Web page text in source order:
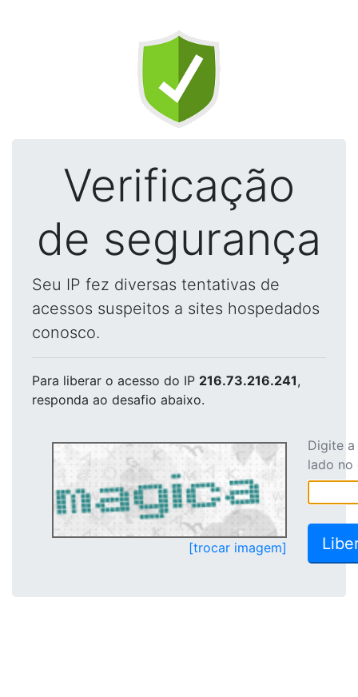
Verificação
de segurança
Seu IP fez diversas tentativas de
acessos suspeitos a sites hospedados
conosco.
Para liberar o acesso do IP 216.73.216.241,
responda ao desafio abaixo.
[trocar imagem]
Digite
lado no